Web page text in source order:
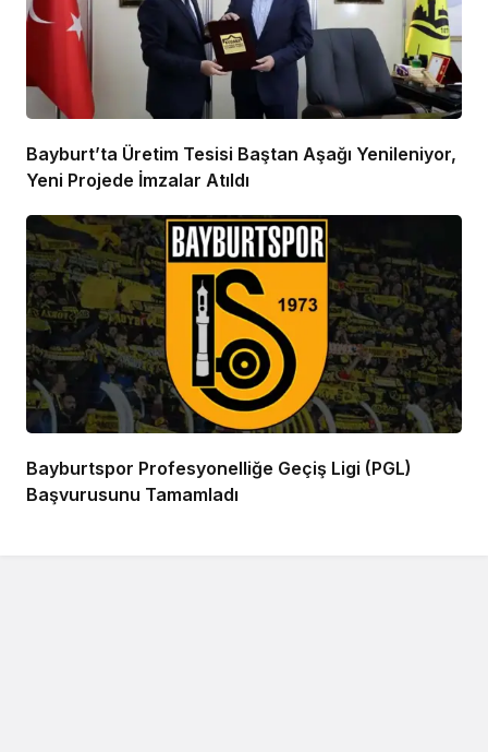
Bayburt’ta Üretim Tesisi Baştan Aşağı Yenileniyor,
Yeni Projede İmzalar Atıldı
Bayburtspor Profesyonelliğe Geçiş Ligi (PGL)
Başvurusunu Tamamladı